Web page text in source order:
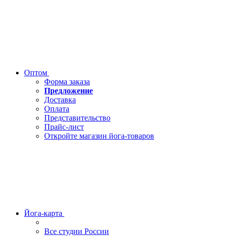
Оптом
Форма заказа
Предложение
Доставка
Оплата
Представительство
Прайс-лист
Откройте магазин йога-товаров
Йога-карта
Все студии России